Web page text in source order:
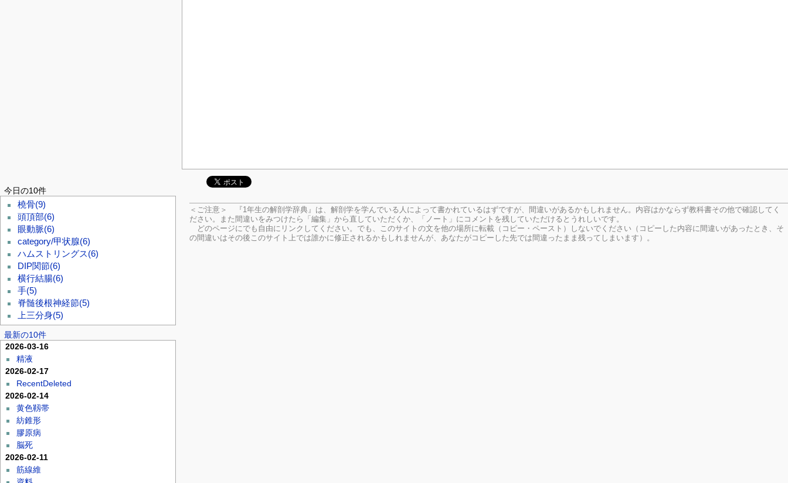
＜ご注意＞ 『1年生の解剖学辞典』は、解剖学を学んでいる人によって書かれているはずですが、間違いがあるかもしれません。内容はかならず教科書その他で確認してく
ださい。
また間違いをみつけたら「編集」から直していただくか、「ノート」にコメントを残していただけるとうれしいです。
どのページにでも自由にリンクしてください。でも、このサイトの文を他の場所に転載（コピー・ペースト）しないでください（コピーした内容に間違いがあったとき、そ
の間違いはその後このサイト上では誰かに修正されるかもしれませんが、あなたがコピーした先では間違ったまま残ってしまいます）。
今日の10件
橈骨(9)
頭頂部(6)
眼動脈(6)
category/甲状腺(6)
ハムストリングス(6)
DIP関節(6)
横行結腸(6)
手(5)
脊髄後根神経節(5)
上三分身(5)
最新の10件
2026-03-16
精液
2026-02-17
RecentDeleted
2026-02-14
黄色靱帯
紡錐形
膠原病
脳死
2026-02-11
筋線維